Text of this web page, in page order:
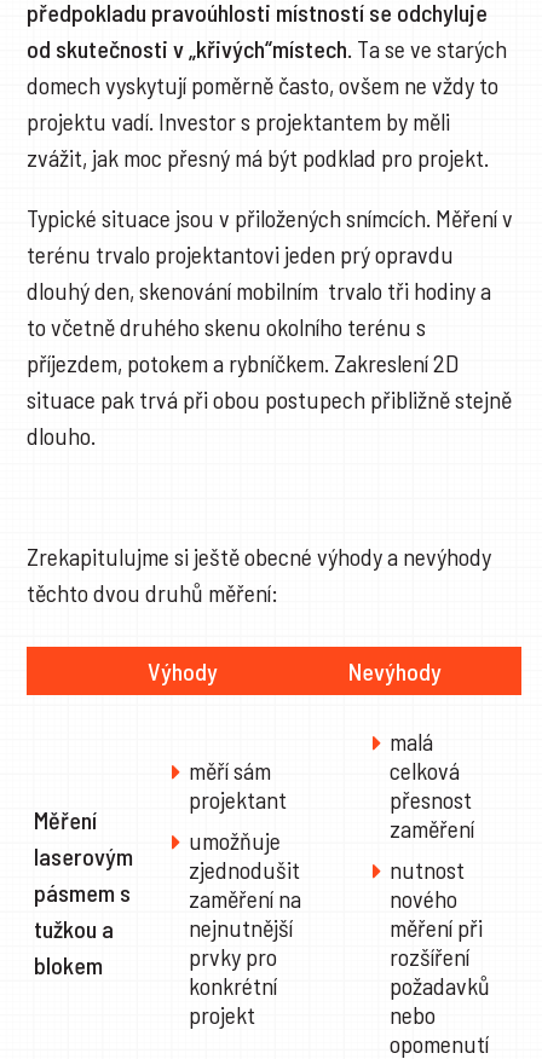
předpokladu pravoúhlosti místností se odchyluje
od skutečnosti v „křivých“místech. Ta se ve starých
domech vyskytují poměrně často, ovšem ne vždy to
projektu vadí. Investor s projektantem by měli
zvážit, jak moc přesný má být podklad pro projekt.
Typické situace jsou v přiložených snímcích. Měření v
terénu trvalo projektantovi jeden prý opravdu
dlouhý den, skenování mobilním trvalo tři hodiny a
to včetně druhého skenu okolního terénu s
příjezdem, potokem a rybníčkem. Zakreslení 2D
situace pak trvá při obou postupech přibližně stejně
dlouho.
Zrekapitulujme si ještě obecné výhody a nevýhody
těchto dvou druhů měření:
Výhody Nevýhody
Měření
laserovým
pásmem s
tužkou a
blokem
měří sám
projektant
umožňuje
zjednodušit
zaměření na
nejnutnější
prvky pro
konkrétní
projekt
malá
celková
přesnost
zaměření
nutnost
nového
měření při
rozšíření
požadavků
nebo
opomenutí